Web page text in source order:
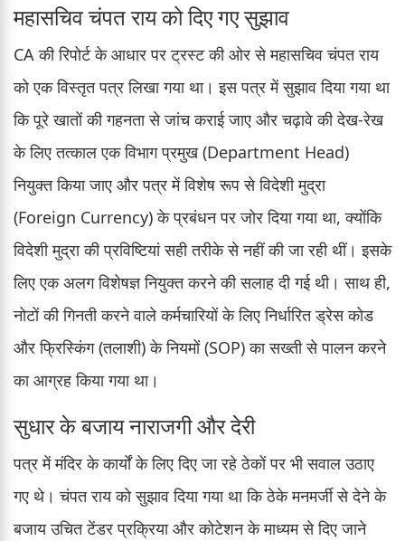
महासचिव चंपत राय को दिए गए सुझाव
CA की रिपोर्ट के आधार पर ट्रस्ट की ओर से महासचिव चंपत राय
को एक विस्तृत पत्र लिखा गया था। इस पत्र में सुझाव दिया गया था
कि पूरे खातों की गहनता से जांच कराई जाए और चढ़ावे की देख-रेख
के लिए तत्काल एक विभाग प्रमुख (Department Head)
नियुक्त किया जाए और पत्र में विशेष रूप से विदेशी मुद्रा
(Foreign Currency) के प्रबंधन पर जोर दिया गया था, क्योंकि
विदेशी मुद्रा की प्रविष्टियां सही तरीके से नहीं की जा रही थीं। इसके
लिए एक अलग विशेषज्ञ नियुक्त करने की सलाह दी गई थी। साथ ही,
नोटों की गिनती करने वाले कर्मचारियों के लिए निर्धारित ड्रेस कोड
और फ्रिस्किंग (तलाशी) के नियमों (SOP) का सख्ती से पालन करने
का आग्रह किया गया था।
सुधार के बजाय नाराजगी और देरी
पत्र में मंदिर के कार्यों के लिए दिए जा रहे ठेकों पर भी सवाल उठाए
गए थे। चंपत राय को सुझाव दिया गया था कि ठेके मनमर्जी से देने के
बजाय उचित टेंडर प्रक्रिया और कोटेशन के माध्यम से दिए जाने